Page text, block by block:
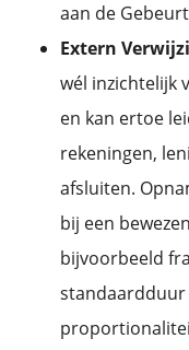
aan de
Extern
wél inzichtelijk
en kan ertoe
rekeningen,
afsluiten.
bij een
bijvoorbeeld
standaardduur